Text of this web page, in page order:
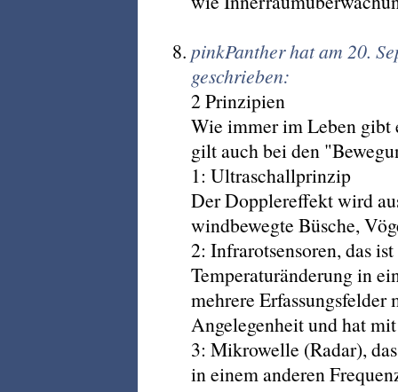
pinkPanther hat am 20.
geschrieben:
2 Prinzipien
Wie immer im Leben gibt
gilt auch bei den
1: Ultraschallprinzip
Der Dopplereffekt wird
windbewegte Büsche,
2: Infrarotsensoren, das
Temperaturänderung in
mehrere
Angelegenheit und hat
3: Mikrowelle (Radar),
in einem anderen